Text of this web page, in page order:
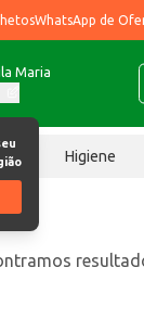
WhatsApp de
Maria
Higiene